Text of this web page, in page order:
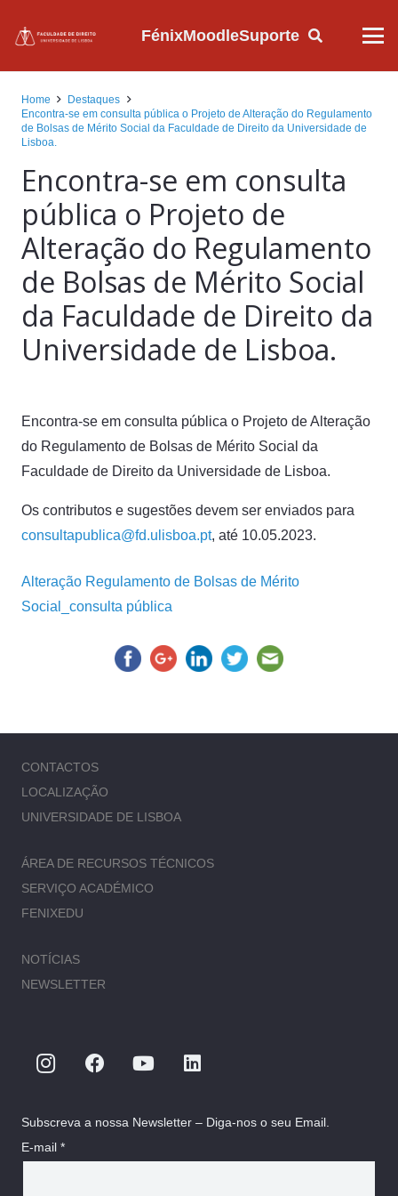
FénixMoodleSuporte
Home
Destaques
Encontra-se em consulta pública o Projeto de Alteração do Regulamento
de Bolsas de Mérito Social da Faculdade de Direito da Universidade de
Lisboa.
Encontra-se em consulta
pública o Projeto de
Alteração do Regulamento
de Bolsas de Mérito Social
da Faculdade de Direito da
Universidade de Lisboa.
Encontra-se em consulta pública o Projeto de Alteração
do Regulamento de Bolsas de Mérito Social da
Faculdade de Direito da Universidade de Lisboa.
Os contributos e sugestões devem ser enviados para
consultapublica@fd.ulisboa.pt, até 10.05.2023.
Alteração Regulamento de Bolsas de Mérito
Social_consulta pública
CONTACTOS
LOCALIZAÇÃO
UNIVERSIDADE DE LISBOA
ÁREA DE RECURSOS TÉCNICOS
SERVIÇO ACADÉMICO
FENIXEDU
NOTÍCIAS
NEWSLETTER
Subscreva a nossa Newsletter – Diga-nos o seu Email.
E-mail *